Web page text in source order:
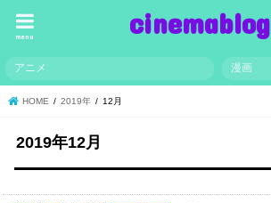
cinemablog
menu
アニメ 漫画
HOME 2019年 12月
2019年12月